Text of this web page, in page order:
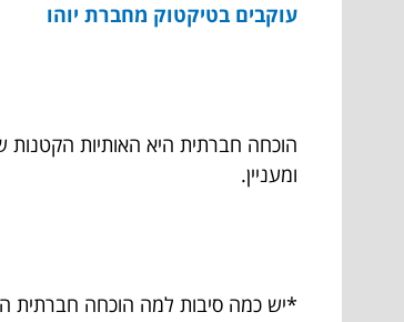
עוקבים בטיקטוק מחברת יוהו
הוכחה חברתית היא האותיות
ומעניין.
*יש כמה סיבות למה הוכחה חברתית